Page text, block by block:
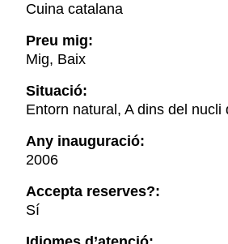
Cuina catalana
Preu mig:
Mig, Baix
Situació:
Entorn natural, A dins del nucli
Any inauguració:
2006
Accepta reserves?:
Sí